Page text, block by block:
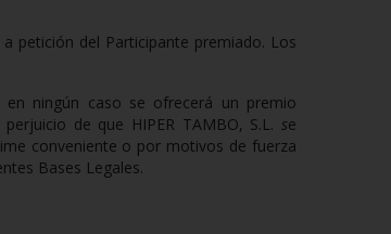
petición del Participante premiado. Los
ningún caso se ofrecerá un premio
de que HIPER TAMBO, S.L. se
conveniente o por motivos de fuerza
Bases Legales.